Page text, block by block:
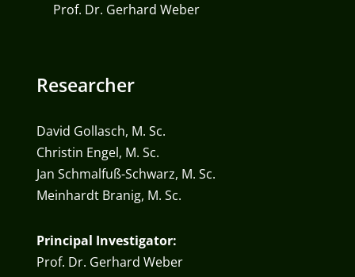
Prof. Dr. Gerhard Weber
Researcher
David Gollasch, M. Sc.
Christin Engel, M. Sc.
Jan Schmalfuß-Schwarz, M. Sc.
Meinhardt Branig, M. Sc.
Principal Investigator:
Prof. Dr. Gerhard Weber